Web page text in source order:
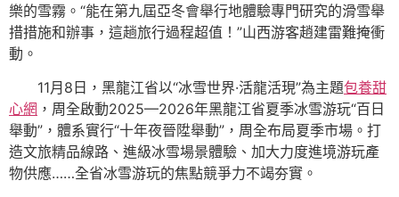
樂的雪霧。“能在第九屆亞冬會舉行地體驗專門研究的滑雪舉
措措施和辦事，這趟旅行過程超值！”山西游客趙建雷難掩衝
動。
11月8日，黑龍江省以“冰雪世界·活龍活現”為主題包養甜
心網 ，周全啟動2025—2026年黑龍江省夏季冰雪游玩“百日
舉動”，體系實行“十年夜晉陞舉動”，周全布局夏季市場。打
造文旅精品線路、進級冰雪場景體驗、加大力度進境游玩產
物供應……全省冰雪游玩的焦點競爭力不竭夯實。